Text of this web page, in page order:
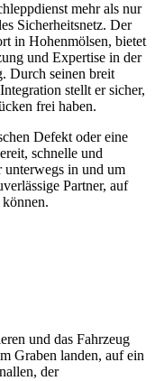
mehr als nur
Sicherheitsnetz. Der
in Hohenmölsen, bietet
und Expertise in der
Durch seinen breit
stellt er sicher,
frei haben.
Defekt oder eine
schnelle und
in und um
Partner, auf
und das Fahrzeug
Graben landen, auf ein
der